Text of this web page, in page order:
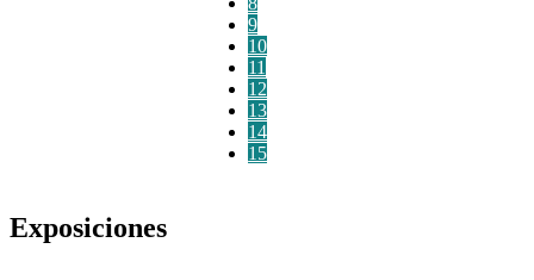
9
10
11
12
13
14
15
Exposiciones